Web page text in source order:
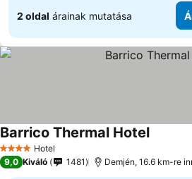
2 oldal árainak mutatása
4 KategóriaHotel
Barrico Thermal Hotel
9,0 Kiváló 1481 Demjén, 16.6 km-re